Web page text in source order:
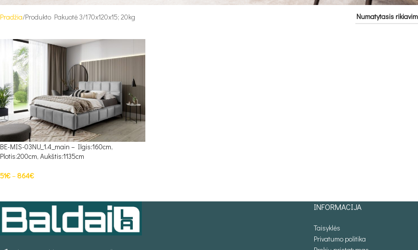
Pradžia Produkto Pakuotė 3 170x120x15; 20kg
BE-MIS-03NU_1.4_main – Ilgis:160cm,
Plotis:200cm, Aukštis:1135cm
51€– 864€
INFORMACIJA
Taisyklės
Privatumo politika